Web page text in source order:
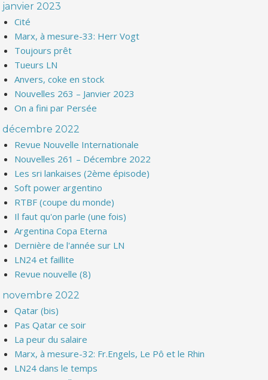
janvier 2023
Cité
Marx, à mesure-33: Herr Vogt
Toujours prêt
Tueurs LN
Anvers, coke en stock
Nouvelles 263 – Janvier 2023
On a fini par Persée
décembre 2022
Revue Nouvelle Internationale
Nouvelles 261 – Décembre 2022
Les sri lankaises (2ème épisode)
Soft power argentino
RTBF (coupe du monde)
Il faut qu'on parle (une fois)
Argentina Copa Eterna
Dernière de l'année sur LN
LN24 et faillite
Revue nouvelle (8)
novembre 2022
Qatar (bis)
Pas Qatar ce soir
La peur du salaire
Marx, à mesure-32: Fr.Engels, Le Pô et le Rhin
LN24 dans le temps